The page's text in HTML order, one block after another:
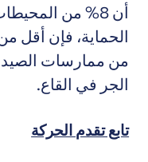
أن 8% من
من ممارسات الصيد
الجر في القاع.
تابع تقدم الحركة